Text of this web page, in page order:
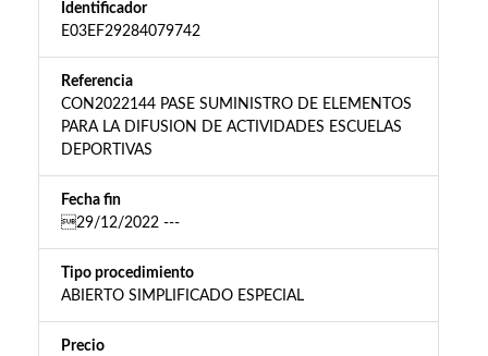
Identificador
E03EF29284079742
Referencia
CON2022144 PASE SUMINISTRO DE ELEMENTOS
PARA LA DIFUSION DE ACTIVIDADES ESCUELAS
DEPORTIVAS
Fecha fin
29/12/2022 ---
Tipo procedimiento
ABIERTO SIMPLIFICADO ESPECIAL
Precio